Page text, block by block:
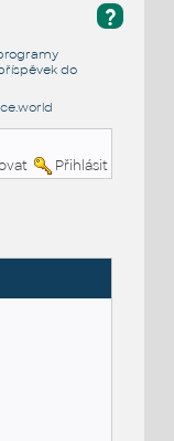
?
do
Přihlásit